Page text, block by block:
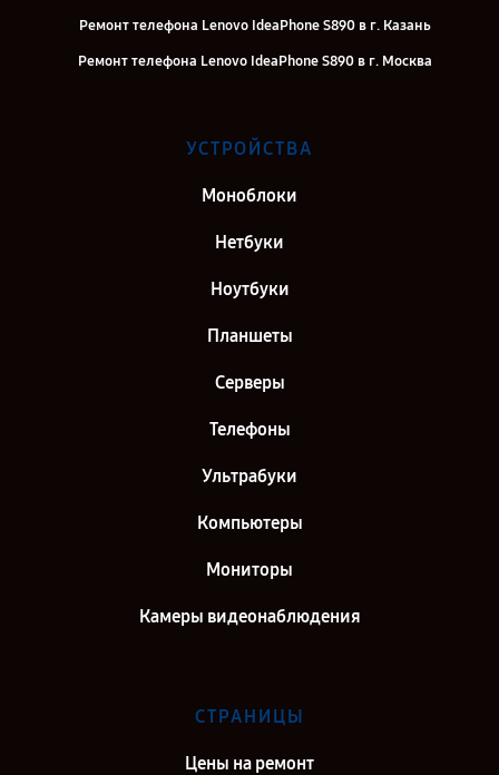
Ремонт телефона Lenovo IdeaPhone S890 в г. Казань
Ремонт телефона Lenovo IdeaPhone S890 в г. Москва
УСТРОЙСТВА
Моноблоки
Нетбуки
Ноутбуки
Планшеты
Серверы
Телефоны
Ультрабуки
Компьютеры
Мониторы
Камеры видеонаблюдения
СТРАНИЦЫ
Цены на ремонт